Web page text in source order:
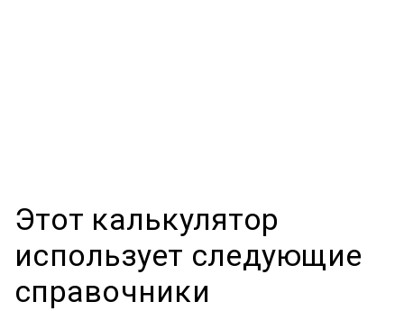
Этот калькулятор
использует следующие
справочники